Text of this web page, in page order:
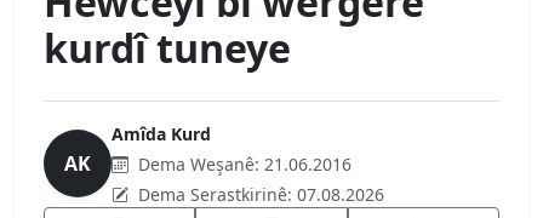
kurdî tuneye
AK
Amîda Kurd
Dema Weşanê: 21.06.2016
Dema Serastkirinê: 07.08.2026